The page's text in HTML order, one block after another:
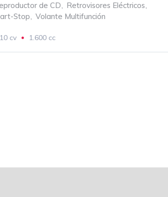
de CD, Retrovisores Eléctricos,
Stop, Volante Multifunción
cv
1.600 cc